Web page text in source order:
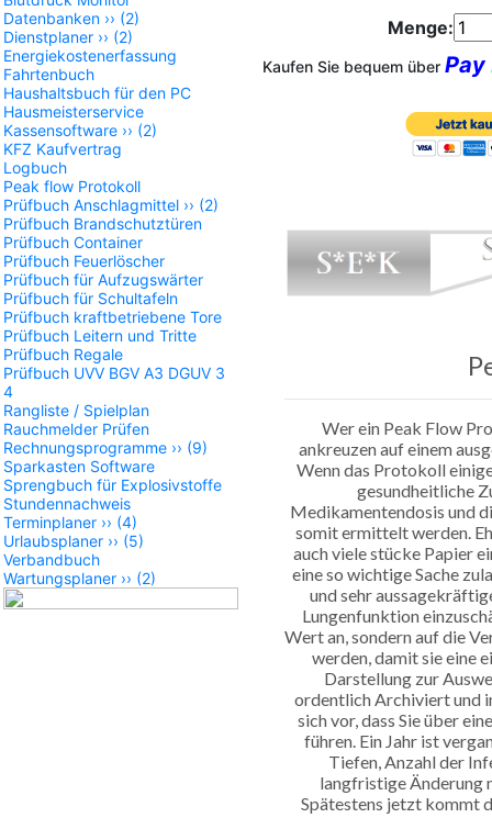
Datenbanken ›› (2)
Dienstplaner ›› (2)
Energiekostenerfassung
Fahrtenbuch
Haushaltsbuch für den PC
Hausmeisterservice
Kassensoftware ›› (2)
KFZ Kaufvertrag
Logbuch
Peak flow Protokoll
Prüfbuch Anschlagmittel ›› (2)
Prüfbuch Brandschutztüren
Prüfbuch Container
Prüfbuch Feuerlöscher
Prüfbuch für Aufzugswärter
Prüfbuch für Schultafeln
Prüfbuch kraftbetriebene Tore
Prüfbuch Leitern und Tritte
Prüfbuch Regale
Prüfbuch UVV BGV A3 DGUV 3
4
Rangliste / Spielplan
Rauchmelder Prüfen
Rechnungsprogramme ›› (9)
Sparkasten Software
Sprengbuch für Explosivstoffe
Stundennachweis
Terminplaner ›› (4)
Urlaubsplaner ›› (5)
Verbandbuch
Wartungsplaner ›› (2)
Menge:
Kaufen Sie bequem über Pay
Wer ein Peak Flow
ankreuzen auf einem
Wenn das Protokoll
gesundheitliche
Medikamentendosis und
somit ermittelt werden.
auch viele stücke Papier
eine so wichtige Sache
und sehr
Lungenfunktion
Wert an, sondern auf die
werden, damit sie eine
Darstellung zur
ordentlich Archiviert und
sich vor, dass Sie über
führen. Ein Jahr ist
Tiefen, Anzahl der
langfristige Änderung
Spätestens jetzt kommt